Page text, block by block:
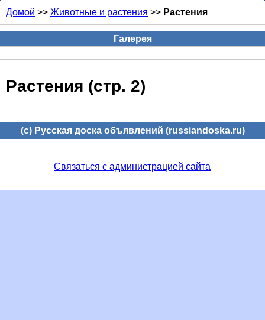
Домой >> Животные и растения >> Растения
Галерея
Растения (стр. 2)
(c) Русская доска объявлений (russiandoska.ru)
Связаться с администрацией сайта